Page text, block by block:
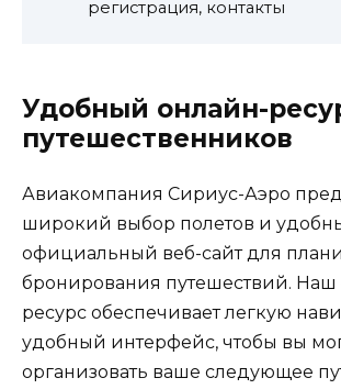
регистрация, контакты
Удобный онлайн-
путешественников
Авиакомпания Сириус-Аэро
широкий выбор полетов и
официальный веб-сайт для
бронирования путешествий. Наш
ресурс обеспечивает легкую
удобный интерфейс, чтобы вы
организовать ваше следующее